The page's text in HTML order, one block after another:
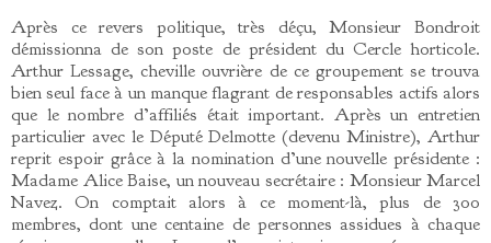
Après ce revers politique, très déçu, Monsieur Bondroit
démissionna de son poste de président du Cercle horticole.
Arthur Lessage, cheville ouvrière de ce groupement se trouva
bien seul face à un manque flagrant de responsables actifs alors
que le nombre d’affiliés était important. Après un entretien
particulier avec le Député Delmotte (devenu Ministre), Arthur
reprit espoir grâce à la nomination d’une nouvelle présidente :
Madame Alice Baise, un nouveau secrétaire : Monsieur Marcel
Navez. On comptait alors à ce moment-là, plus de 300
membres, dont une centaine de personnes assidues à chaque